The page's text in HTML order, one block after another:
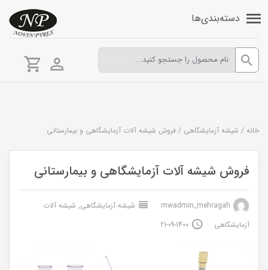
دسته‌بندی‌ها
خانه / شیشه آزمایشگاهی / فروش شیشه آلات آزمایشگاهی و بیمارستانی
فروش شیشه آلات آزمایشگاهی و بیمارستانی
شیشه آزمایشگاهی, شیشه آلات
آزمایشگاهی
1400-09-21